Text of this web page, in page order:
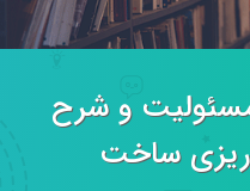
مسئولیت و شرح
ریزی ساخت